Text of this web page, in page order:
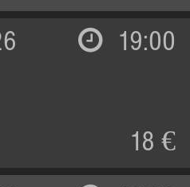
19:00
18 €